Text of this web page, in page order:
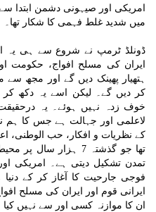
امریکی اور صیہونی دشمن ابتدا
میں شدید غلط فہمی کا شکار تھا۔
ڈونلڈ ٹرمپ نے شروع سے ہی یہ
ایران کی مسلح افواج، حکومت
ہتھیار پھینک دیں گے اور مجھ
کر دیں گے۔ لیکن اسے یہ دکھ
خوف زدہ نہیں ہوئے۔ یہ
لاعلمی اور جہالت ہے جس کا ہم
کے نظریات و افکار، حب الوطنی،
تھا جو گذشتہ 7
تمدن تشکیل دیتی ہے۔ امریکی
فوجی جارحیت کا آغاز کر کے
ایرانی قوم اور ایران کی مسلح
ان کا موازنہ کسی اور سے نہیں کیا